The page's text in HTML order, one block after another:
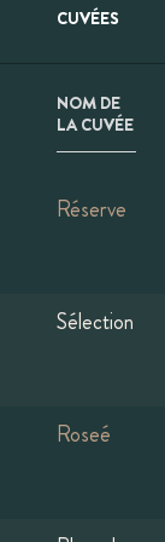
CUVÉES
NOM DE
LA CUVÉE
Réserve
Sélection
Roseé